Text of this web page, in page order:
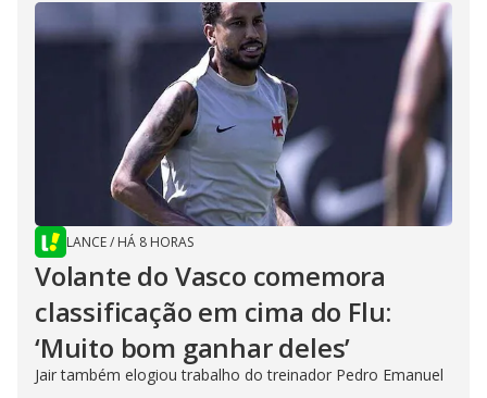
LANCE/ HÁ 8 HORAS
Volante do Vasco comemora
classificação em cima do Flu:
‘Muito bom ganhar deles’
Jair também elogiou trabalho do treinador Pedro Emanuel